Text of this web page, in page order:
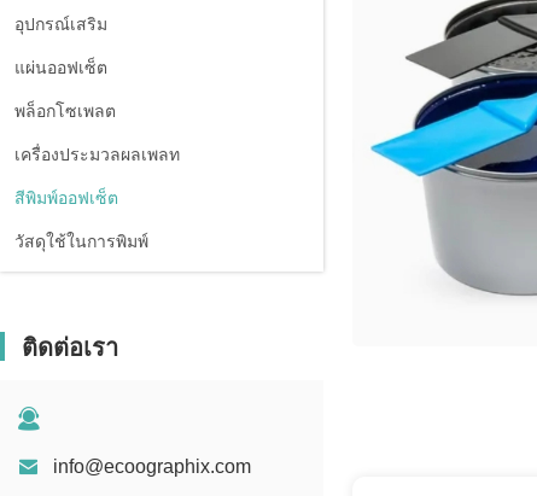
อุปกรณ์เสริม
แผ่นออฟเซ็ต
พล็อกโซเพลต
เครื่องประมวลผลเพลท
สีพิมพ์ออฟเซ็ต
วัสดุใช้ในการพิมพ์
ติดต่อเรา
info@ecoographix.com